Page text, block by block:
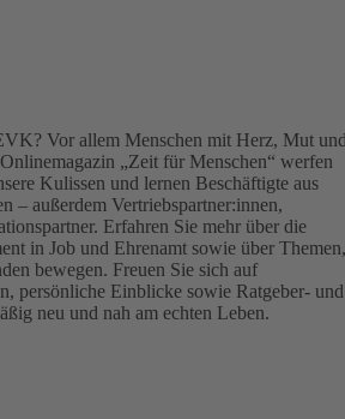
Vor allem Menschen mit Herz, Mut
„Zeit für Menschen“ werfen
Kulissen und lernen Beschäftigte aus
– außerdem Vertriebspartner:innen,
Erfahren Sie mehr über die
in Job und Ehrenamt sowie über Themen,
bewegen. Freuen Sie sich auf
persönliche Einblicke sowie Ratgeber- und
neu und nah am echten Leben.